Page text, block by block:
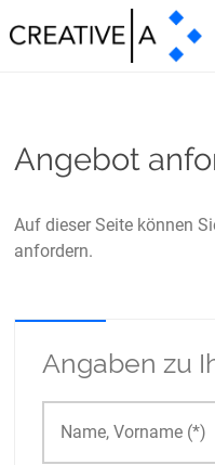
Angebot
Auf dieser Seite können
anfordern.
Angaben zu